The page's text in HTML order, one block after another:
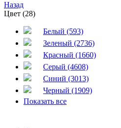
Назад
Цвет (28)
Белый (593)
Зеленый (2736)
Красный (1660)
Серый (4608)
Синий (3013)
Черный (1909)
Показать все